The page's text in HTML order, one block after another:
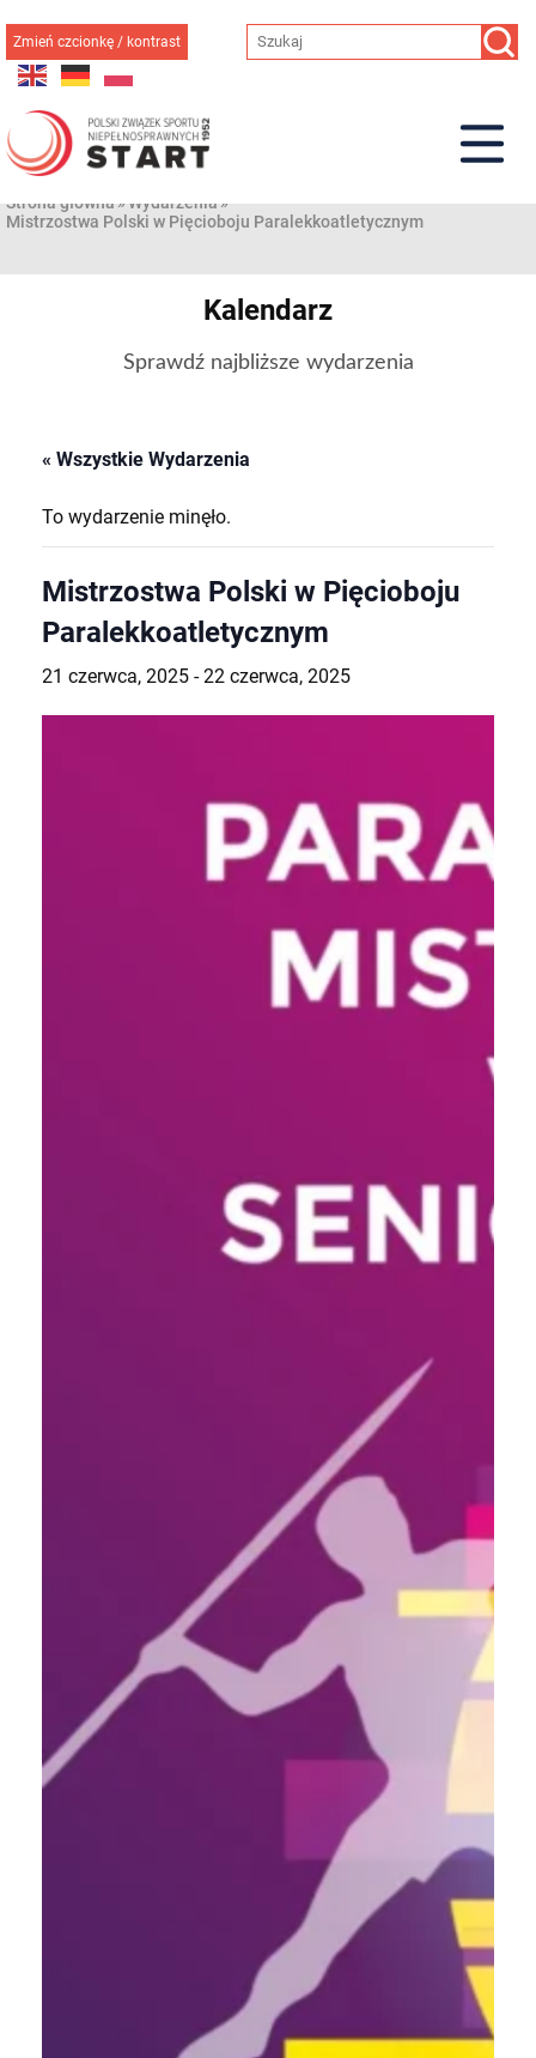
do
treści
Zmień czcionkę / kontrast
Strona główna»Wydarzenia»
Mistrzostwa Polski w Pięcioboju Paralekkoatletycznym
Kalendarz
Sprawdź najbliższe wydarzenia
« Wszystkie Wydarzenia
To wydarzenie minęło.
Mistrzostwa Polski w Pięcioboju
Paralekkoatletycznym
21 czerwca, 2025 -22 czerwca, 2025